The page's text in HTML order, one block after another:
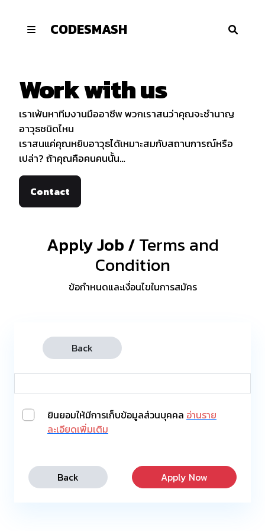
CODESMASH
หน้าหลัก
ข่าวสาร
ร่วมงานกับเรา
Work with us
เราเฟ้นหาทีมงานมืออาชีพ พวกเราสนว่าคุณจะชำนาญ
อาวุธชนิดไหน
เราสนแค่คุณหยิบอาวุธได้เหมาะสมกับสถานการณ์หรือ
เปล่า? ถ้าคุณคือคนคนนั้น…
Contact
Apply Job /Terms and
Condition
ข้อกำหนดและเงื่อนไขในการสมัคร
Back
ยินยอมให้มีการเก็บข้อมูลส่วนบุคคล อ่านราย
ละเอียดเพิ่มเติม
Back Apply Now